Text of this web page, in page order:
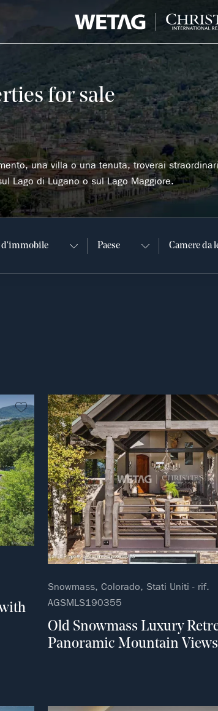
for sale
una villa o una tenuta, troverai
Lago di Lugano o sul Lago Maggiore.
Paese Camere da
Non preferito
Snowmass, Colorado, Stati Uniti - rif.
AGSMLS190355
Old Snowmass Luxury
Panoramic Mountain Views